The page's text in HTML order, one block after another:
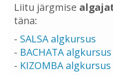
Liitu järgmise
täna:
- SALSA algkursus
- BACHATA algkursus
- KIZOMBA algkursus